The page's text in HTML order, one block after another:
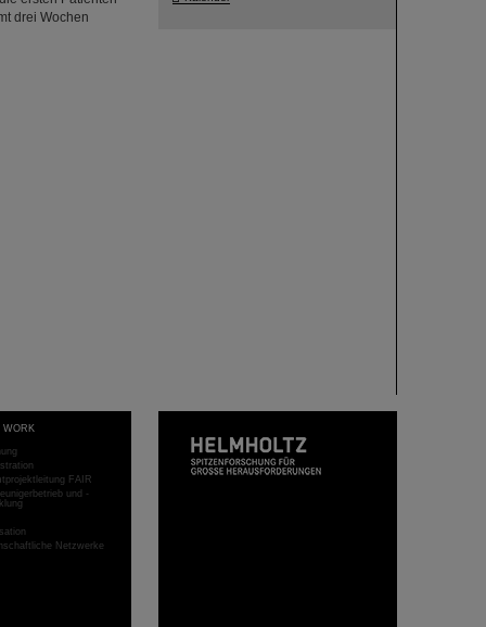
drei Wochen
WORK
FAIR
und -
Netzwerke